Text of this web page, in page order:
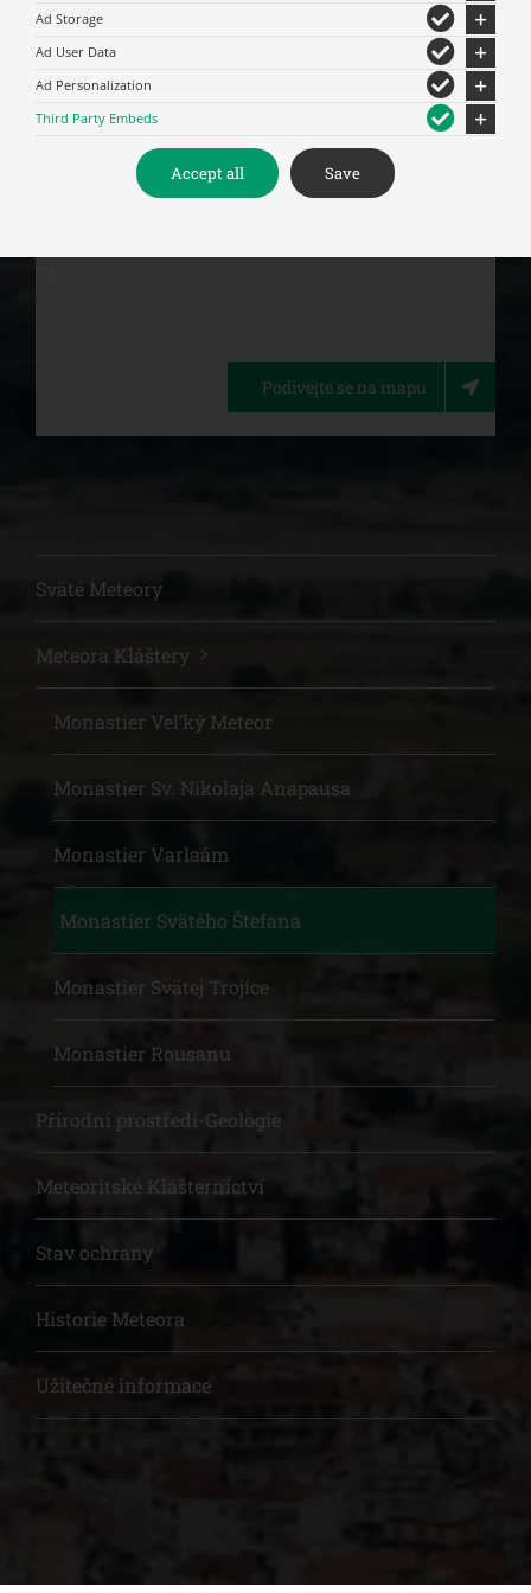
(bol strategickým centrom macedónskeho
povstania) a centrom gréckej vzdelanosti.
Letný čas: 9:00-13:20 & 15:30-17:30
Nedeľa sa otvára 09:30 – pondelok je zatvorený
Podívejte se na mapu
Sväté Meteory
Meteora Kláštery
Monastier Vel’ký Meteor
Monastier Sv. Nikolaja Anapausa
Monastier Varlaám
Monastier Svätého Štefana
Monastier Svätej Trojice
Monastier Rousanu
Přírodní prostředí-Geologie
Meteoritské Klášternictví
Stav ochrany
Historie Meteora
Užitečné informace
Ad Storage
Ad User Data
Ad Personalization
Third Party Embeds
Accept all Save